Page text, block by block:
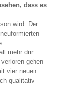
dass es
wird. Der
mehr drin.
gehen
vier neuen
qualitativ